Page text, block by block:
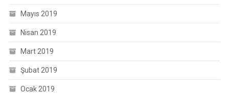
Mayıs 2019
Nisan 2019
Mart 2019
Şubat 2019
Ocak 2019